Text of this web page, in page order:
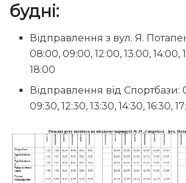
будні:
Відправлення з вул. Я.
08:00, 09:00, 12:00, 13:00, 14:00,
18:00
Відправлення від Спортбази:
09:30, 12:30, 13:30, 14:30, 16:30,